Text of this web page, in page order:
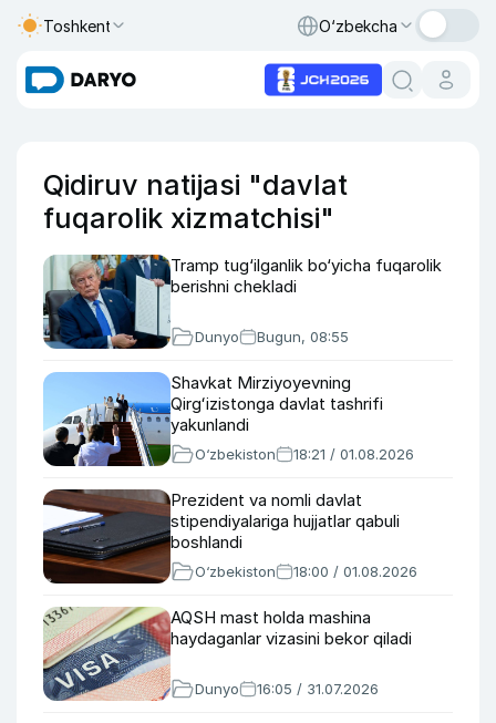
Toshkent O‘zbekcha
Qidiruv natijasi "davlat
fuqarolik xizmatchisi"
Tramp tug‘ilganlik bo‘yicha fuqarolik
berishni chekladi
Dunyo Bugun, 08:55
Shavkat Mirziyoyevning
Qirgʻizistonga davlat tashrifi
yakunlandi
O‘zbekiston 18:21 / 01.08.2026
Prezident va nomli davlat
stipendiyalariga hujjatlar qabuli
boshlandi
O‘zbekiston 18:00 / 01.08.2026
AQSH mast holda mashina
haydaganlar vizasini bekor qiladi
Dunyo 16:05 / 31.07.2026